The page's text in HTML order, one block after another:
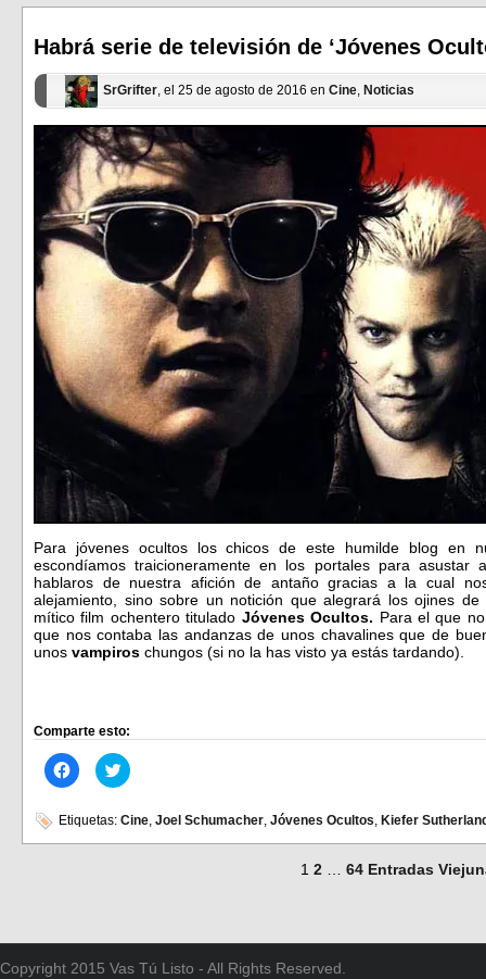
ventana
nueva)
ventana
nueva)
Habrá serie de televisión de ‘Jóvenes
SrGrifter, el 25 de agosto de 2016 en Cine, Noticias
Para jóvenes ocultos los chicos de este humilde blog en
escondíamos traicioneramente en los portales para
hablaros de nuestra afición de antaño gracias a la cual
alejamiento, sino sobre un notición que alegrará los ojines
mítico film ochentero titulado Jóvenes Ocultos. Para el que
que nos contaba las andanzas de unos chavalines que de
unos vampiros chungos (si no la has visto ya estás tardando).
Comparte esto:
Haz
clic
en
Facebook
(Se
Haz
clic
en
Twitter
(Se
Etiquetas: Cine, Joel Schumacher, Jóvenes Ocultos, Kiefer
1 2 64 Entradas
Copyright 2015 Vas Tú Listo - All Rights Reserved.